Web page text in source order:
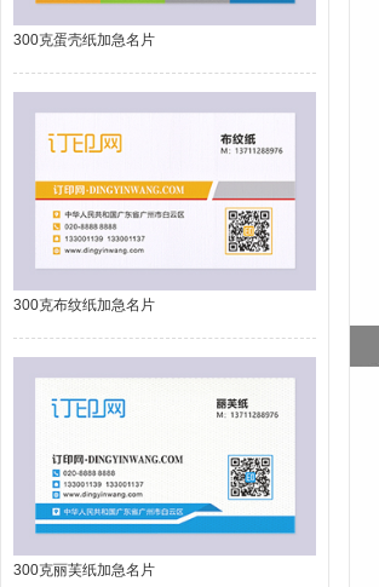
300克蛋壳纸加急名片
300克布纹纸加急名片
300克丽芙纸加急名片